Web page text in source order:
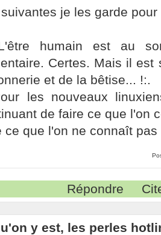
je les garde
humain est au
Certes. Mais il est
et de la bêtise... !:.
les nouveaux
de faire ce que l'on
ce que l'on ne connaît pas
Répondre
y est, les perles